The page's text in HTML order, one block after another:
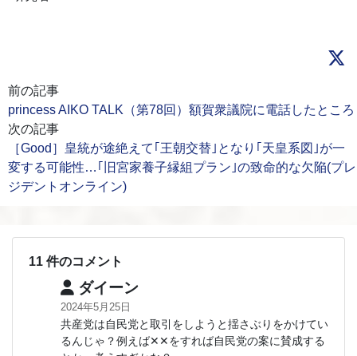
前の記事
princess AIKO TALK（第78回）額賀衆議院に電話したところ
次の記事
［Good］皇統が途絶えて｢王朝交替｣となり｢天皇系図｣が一
変する可能性…｢旧宮家養子縁組プラン｣の致命的な欠陥(プレ
ジデントオンライン)
11 件のコメント
ダイーン
2024年5月25日
共産党は自民党と取引をしようと揺さぶりをかけてい
るんじゃ？例えば✕✕をすれば自民党の案に賛成する